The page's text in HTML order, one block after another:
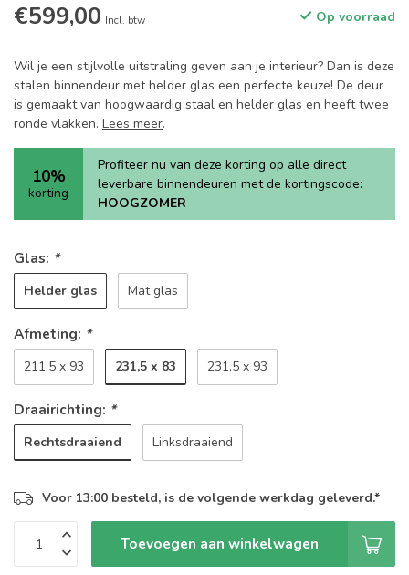
€599,00 Incl. btw Op voorraad
Wil je een stijlvolle uitstraling geven aan je interieur? Dan is deze
stalen binnendeur met helder glas een perfecte keuze! De deur
is gemaakt van hoogwaardig staal en helder glas en heeft twee
ronde vlakken. Lees meer.
10%
korting
Profiteer nu van deze korting op alle direct
leverbare binnendeuren met de kortingscode:
HOOGZOMER
Glas: *
Helder glas Mat glas
Afmeting: *
211,5 x 93 231,5 x 83 231,5 x 93
Draairichting: *
Rechtsdraaiend Linksdraaiend
Voor 13:00 besteld, is de volgende werkdag geleverd.*
Toevoegen aan winkelwagen